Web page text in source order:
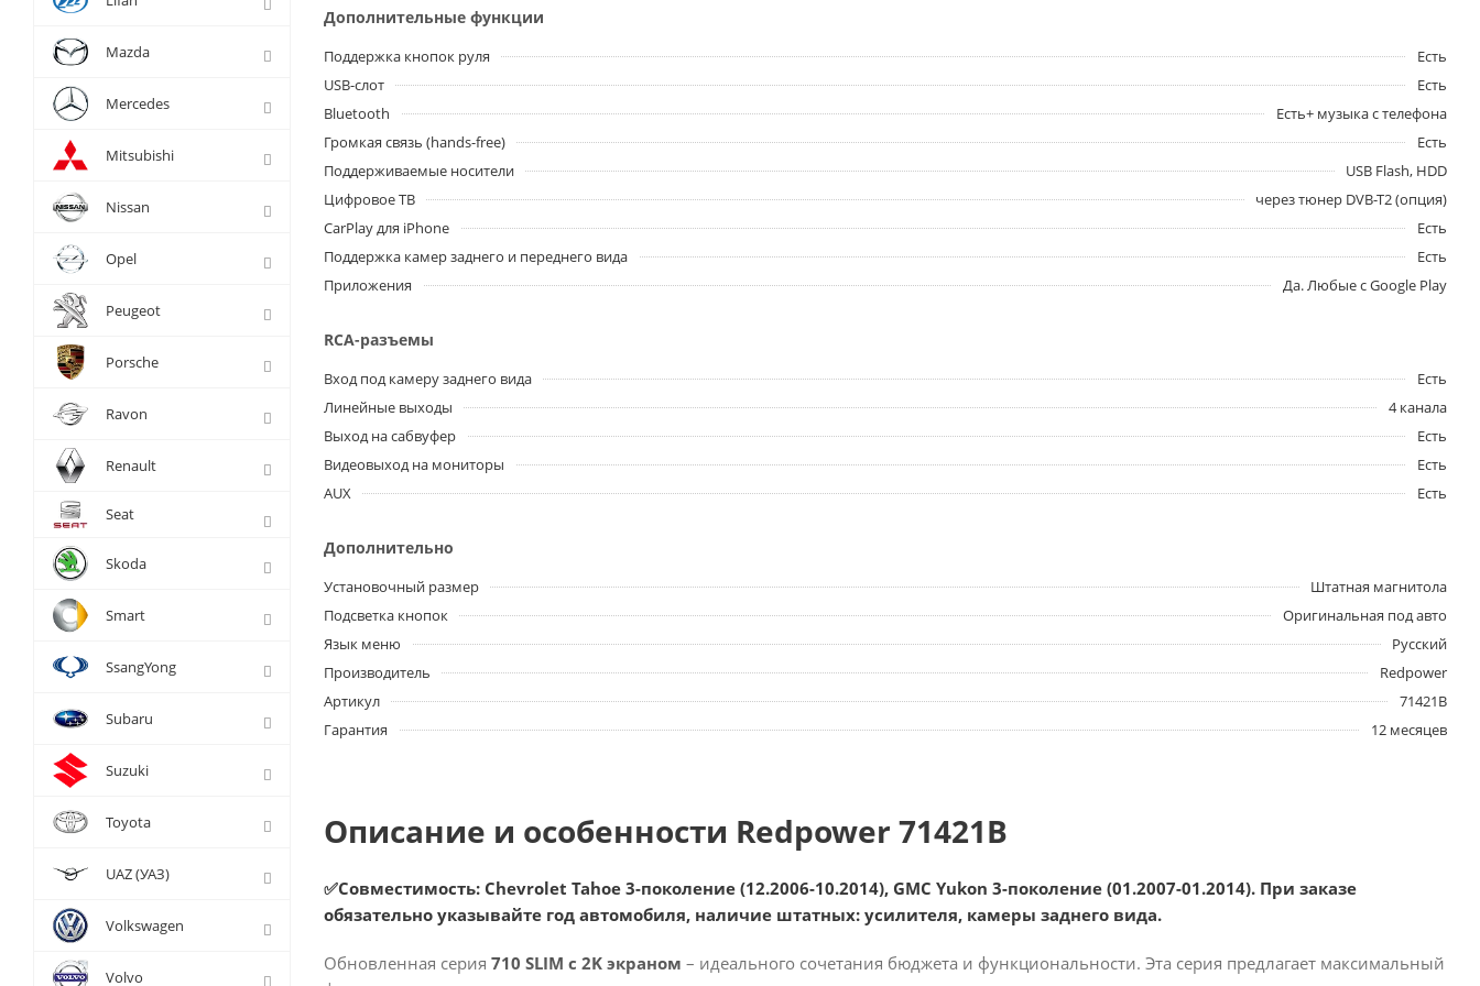
Дополнительные функции
Поддержка кнопок руля
Есть
USB-слот
Есть
Bluetooth
Есть+ музыка с телефона
Громкая связь (hands-free)
Есть
Поддерживаемые носители
USB Flash, HDD
Цифровое ТВ
через тюнер DVB-T2 (опция)
CarPlay для iPhone
Есть
Поддержка камер заднего и переднего вида
Есть
Приложения
Да. Любые с Google Play
RCA-разъемы
Вход под камеру заднего вида
Есть
Линейные выходы
4 канала
Выход на сабвуфер
Есть
Видеовыход на мониторы
Есть
AUX
Есть
Дополнительно
Установочный размер
Штатная магнитола
Подсветка кнопок
Оригинальная под авто
Язык меню
Русский
Производитель
Redpower
Артикул
71421B
Гарантия
12 месяцев
Описание и особенности Redpower 71421B
✅Совместимость: Chevrolet Tahoe 3-поколение (12.2006-10.2014), GMC Yukon 3-поколение (01.2007-01.2014). При заказе
обязательно указывайте год автомобиля, наличие штатных: усилителя, камеры заднего вида.
Обновленная серия 710 SLIM с 2K экраном – идеального сочетания бюджета и функциональности. Эта серия предлагает максимальный
Mazda
Mercedes
Mitsubishi
Nissan
Opel
Peugeot
Porsche
Ravon
Renault
Seat
Skoda
Smart
SsangYong
Subaru
Suzuki
Toyota
UAZ (УАЗ)
Volkswagen
Volvo